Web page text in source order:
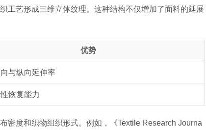
工艺形成三维立体纹理。这种结构不仅增加了面料的延展
优势
与纵向延伸率
恢复能力
密度和织物组织形式。例如，《Textile Research Journa